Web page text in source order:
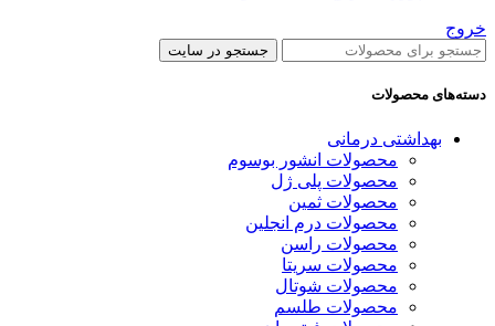
خروج
جستجو در سایت
دسته‌های محصولات
بهداشتی درمانی
محصولات انشور بوسوم
محصولات پلی ژل
محصولات ثمین
محصولات درم انجلین
محصولات راسن
محصولات سریتا
محصولات شوتال
محصولات طلسم